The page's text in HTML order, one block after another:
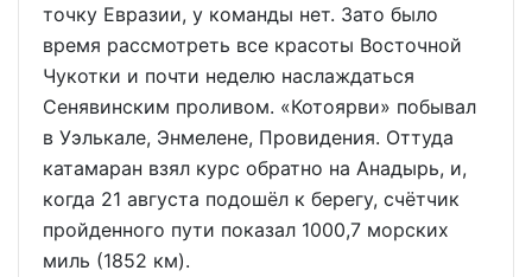
точку Евразии, у команды нет. Зато было
время рассмотреть все красоты Восточной
Чукотки и почти неделю наслаждаться
Сенявинским проливом. «Котоярви» побывал
в Уэлькале, Энмелене, Провидения. Оттуда
катамаран взял курс обратно на Анадырь, и,
когда 21 августа подошёл к берегу, счётчик
пройденного пути показал 1000,7 морских
миль (1852 км).